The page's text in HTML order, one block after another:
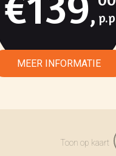
,
Toon op kaart